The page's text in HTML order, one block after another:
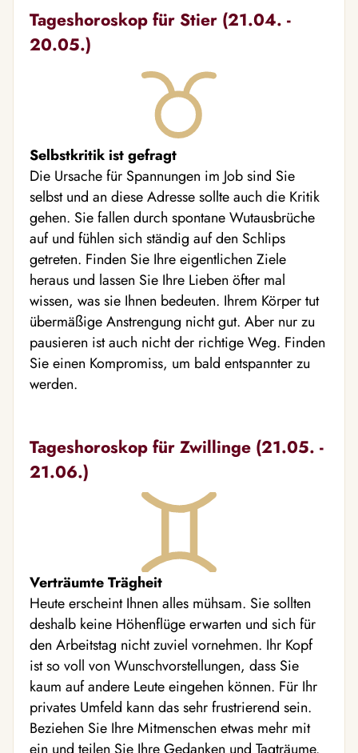
Tageshoroskop für Stier (21.04. -
20.05.)
Selbstkritik ist gefragt
Die Ursache für Spannungen im Job sind Sie
selbst und an diese Adresse sollte auch die Kritik
gehen. Sie fallen durch spontane Wutausbrüche
auf und fühlen sich ständig auf den Schlips
getreten. Finden Sie Ihre eigentlichen Ziele
heraus und lassen Sie Ihre Lieben öfter mal
wissen, was sie Ihnen bedeuten. Ihrem Körper tut
übermäßige Anstrengung nicht gut. Aber nur zu
pausieren ist auch nicht der richtige Weg. Finden
Sie einen Kompromiss, um bald entspannter zu
werden.
Tageshoroskop für Zwillinge (21.05. -
21.06.)
Verträumte Trägheit
Heute erscheint Ihnen alles mühsam. Sie sollten
deshalb keine Höhenflüge erwarten und sich für
den Arbeitstag nicht zuviel vornehmen. Ihr Kopf
ist so voll von Wunschvorstellungen, dass Sie
kaum auf andere Leute eingehen können. Für Ihr
privates Umfeld kann das sehr frustrierend sein.
Beziehen Sie Ihre Mitmenschen etwas mehr mit